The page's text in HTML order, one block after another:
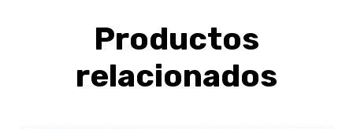
Productos
relacionados